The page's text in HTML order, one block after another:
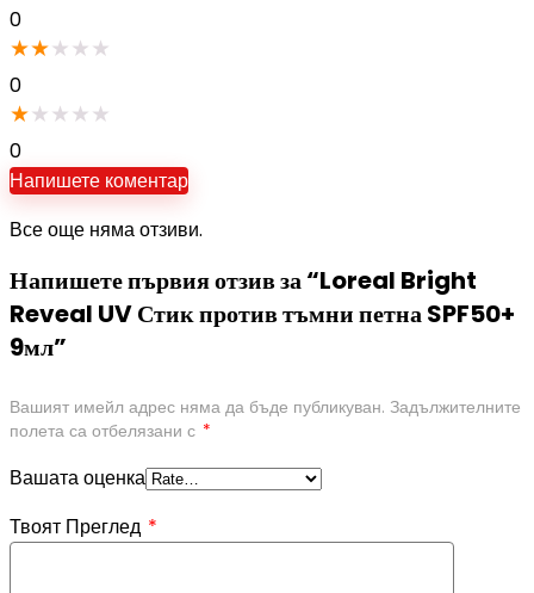
0
★★★ ★ ★
0
★★ ★ ★ ★
0
Напишете коментар
Все още няма отзиви.
Напишете първия отзив за “Loreal Bright
Reveal UV Стик против тъмни петна SPF50+
9мл”
Вашият имейл адрес няма да бъде публикуван. Задължителните
полета са отбелязани с *
Вашата оценка
Твоят Преглед *